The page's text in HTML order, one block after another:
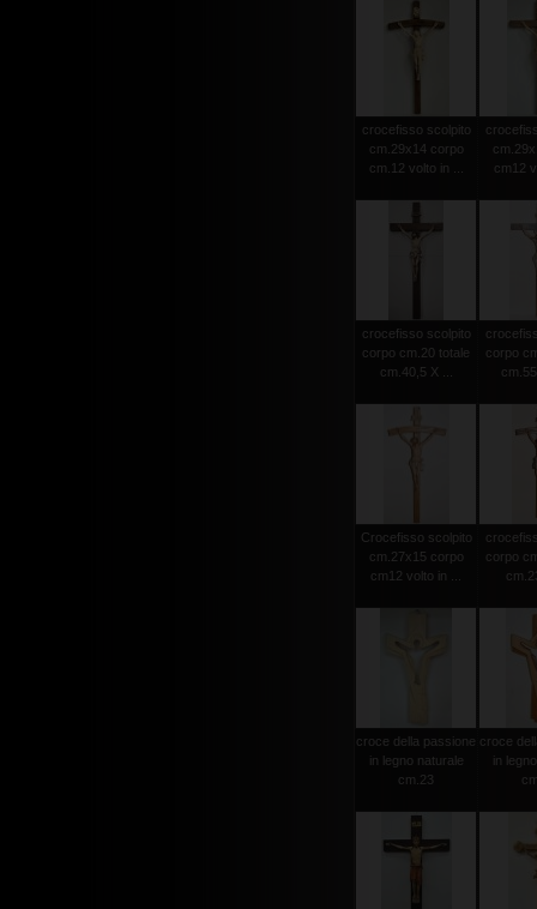
crocefisso scolpito
cm.29x14 corpo
cm.12 volto in ...
cm12
crocefisso scolpito
corpo cm.20 totale
cm.40,5 X ...
corpo
Crocefisso scolpito
cm.27x15 corpo
cm12 volto in ...
corpo
croce della passione
in legno naturale
cm.23
croce
in